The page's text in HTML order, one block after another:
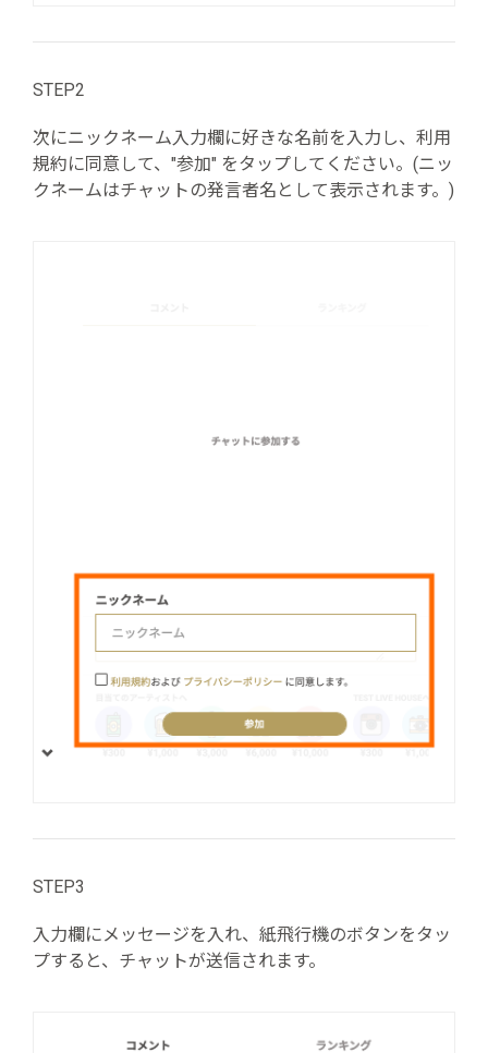
STEP2
次にニックネーム入力欄に好きな名前を入力し、利用
規約に同意して、"参加" をタップしてください。(ニッ
クネームはチャットの発言者名として表示されます。)
STEP3
入力欄にメッセージを入れ、紙飛行機のボタンをタッ
プすると、チャットが送信されます。